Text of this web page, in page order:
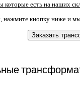
есть на наших
нажмите кнопку ниже и
Заказать